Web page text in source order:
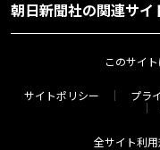
朝日新聞社の関連サイ
このサイ
サイトポリシー プラ
全サイト利